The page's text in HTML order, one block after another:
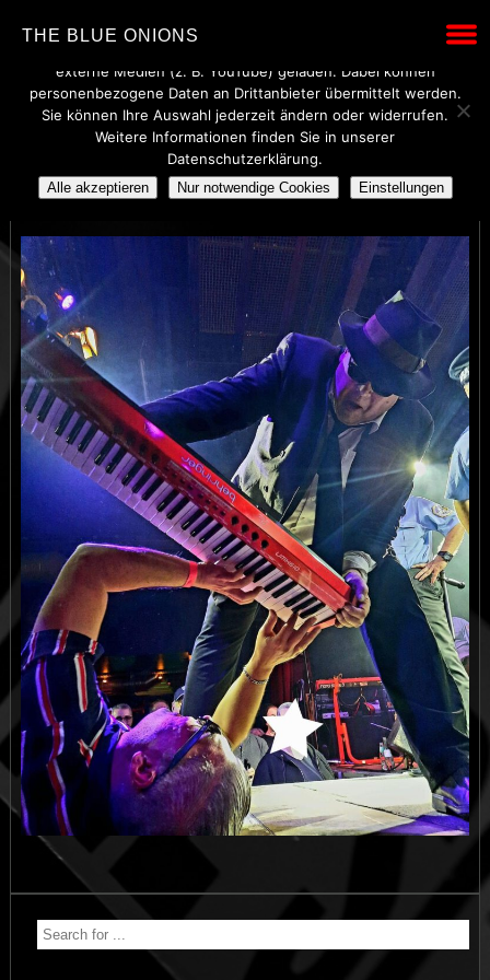
THE BLUE ONIONS
Wir verwenden technisch notwendige Cookies, um den Betrieb
dieser Website sicherzustellen. Mit Ihrer Einwilligung werden
externe Medien (z. B. YouTube) geladen. Dabei können
personenbezogene Daten an Drittanbieter übermittelt werden.
Sie können Ihre Auswahl jederzeit ändern oder widerrufen.
Weitere Informationen finden Sie in unserer
Datenschutzerklärung.
Alle akzeptieren Nur notwendige Cookies Einstellungen